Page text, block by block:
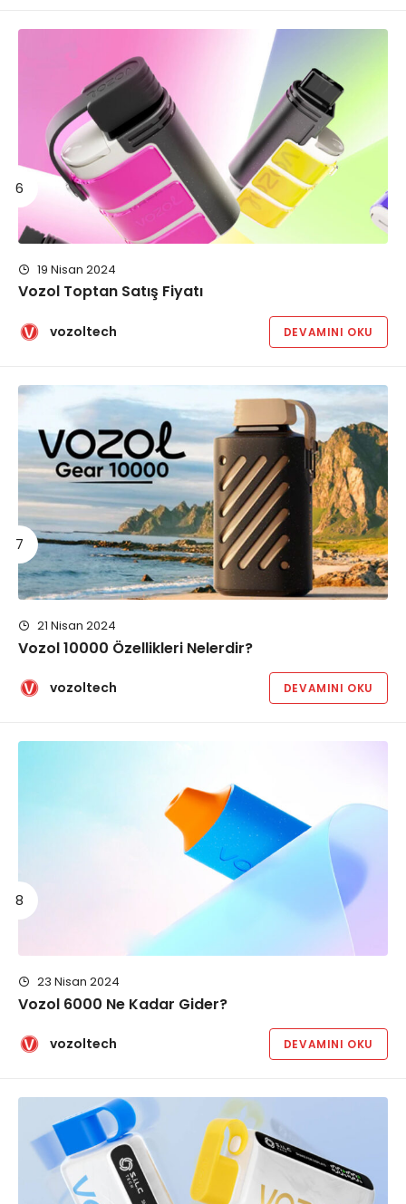
19 Nisan 2024
Vozol Toptan Satış Fiyatı
vozoltech DEVAMINI OKU
21 Nisan 2024
Vozol 10000 Özellikleri Nelerdir?
vozoltech DEVAMINI OKU
23 Nisan 2024
Vozol 6000 Ne Kadar Gider?
vozoltech DEVAMINI OKU